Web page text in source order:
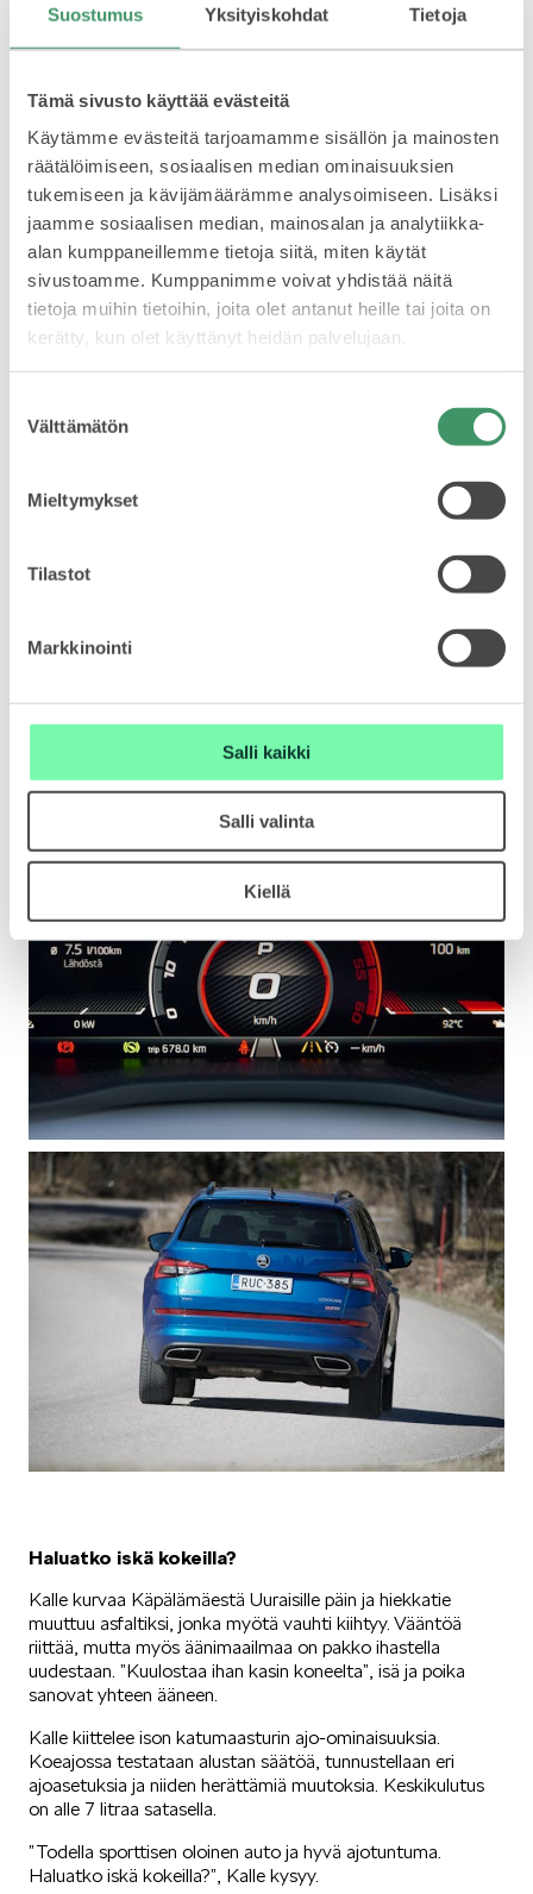
Suostumus Yksityiskohdat Tietoja
Tämä sivusto käyttää evästeitä
Käytämme evästeitä tarjoamamme sisällön ja mainosten
räätälöimiseen, sosiaalisen median ominaisuuksien
tukemiseen ja kävijämäärämme analysoimiseen. Lisäksi
jaamme sosiaalisen median, mainosalan ja analytiikka-
alan kumppaneillemme tietoja siitä, miten käytät
sivustoamme. Kumppanimme voivat yhdistää näitä
tietoja muihin tietoihin, joita olet antanut heille tai joita on
kerätty, kun olet käyttänyt heidän palvelujaan.
valinta
Välttämätön
Mieltymykset
Tilastot
Markkinointi
Salli kaikki
Salli valinta
Kiellä
ENYAQ
ELROQ
PEAQ
Haluatko iskä kokeilla?
Kalle kurvaa Käpälämäestä Uuraisille päin ja hiekkatie
muuttuu asfaltiksi, jonka myötä vauhti kiihtyy. Vääntöä
riittää, mutta myös äänimaailmaa on pakko ihastella
uudestaan. ”Kuulostaa ihan kasin koneelta”, isä ja poika
sanovat yhteen ääneen.
Kalle kiittelee ison katumaasturin ajo-ominaisuuksia.
Koeajossa testataan alustan säätöä, tunnustellaan eri
ajoasetuksia ja niiden herättämiä muutoksia. Keskikulutus
on alle 7 litraa satasella.
”Todella sporttisen oloinen auto ja hyvä ajotuntuma.
Haluatko iskä kokeilla?”, Kalle kysyy.